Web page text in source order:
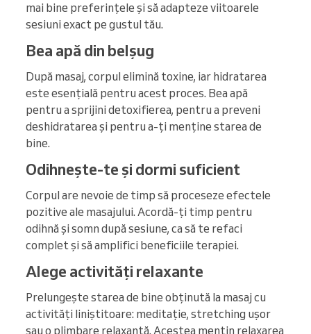
mai bine preferințele și să adapteze viitoarele
sesiuni exact pe gustul tău.
Bea apă din belșug
După masaj, corpul elimină toxine, iar hidratarea
este esențială pentru acest proces. Bea apă
pentru a sprijini detoxifierea, pentru a preveni
deshidratarea și pentru a-ți menține starea de
bine.
Odihnește-te și dormi suficient
Corpul are nevoie de timp să proceseze efectele
pozitive ale masajului. Acordă-ți timp pentru
odihnă și somn după sesiune, ca să te refaci
complet și să amplifici beneficiile terapiei.
Alege activități relaxante
Prelungește starea de bine obținută la masaj cu
activități liniștitoare: meditație, stretching ușor
sau o plimbare relaxantă. Acestea mențin relaxarea